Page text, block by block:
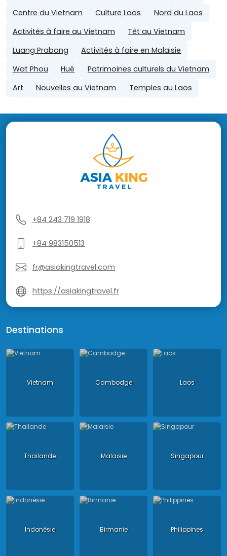
Centre du Vietnam
Culture Laos
Nord du Laos
Activités à faire au Vietnam
Têt au Vietnam
Luang Prabang
Activités à faire en Malaisie
Wat Phou
Hué
Patrimoines culturels du Vietnam
Art
Nouvelles au Vietnam Temples au Laos
+84 243 719 1918
+84 983150513
fr@asiakingtravel.com
https://asiakingtravel.fr
Destinations
Vietnam Cambodge Laos
Thailande Malaisie Singapour
Indonésie Birmanie Philippines